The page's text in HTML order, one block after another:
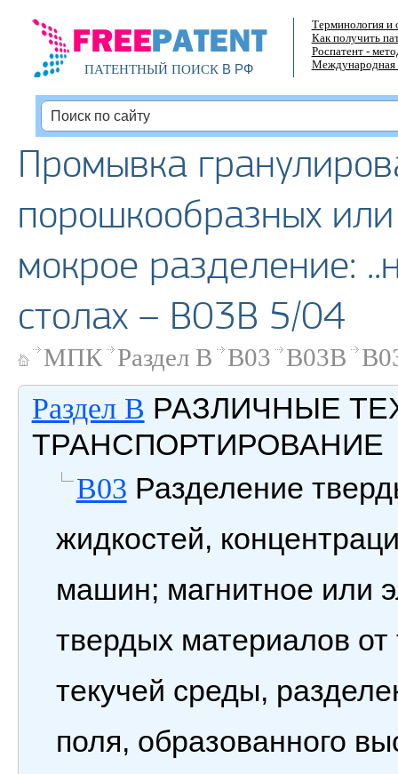
ПАТЕНТНЫЙ ПОИСКВ РФ
Терминология и
Как получить
Роспатент -
Международная
Промывка
порошкообразных
мокрое разделение:
столах – B03B 5/04
МПК Раздел B B03 B03B
Раздел B РАЗЛИЧНЫЕ
ТРАНСПОРТИРОВАНИЕ
B03 Разделение
жидкостей,
машин; магнитное или
твердых материалов
текучей среды,
поля, образованного